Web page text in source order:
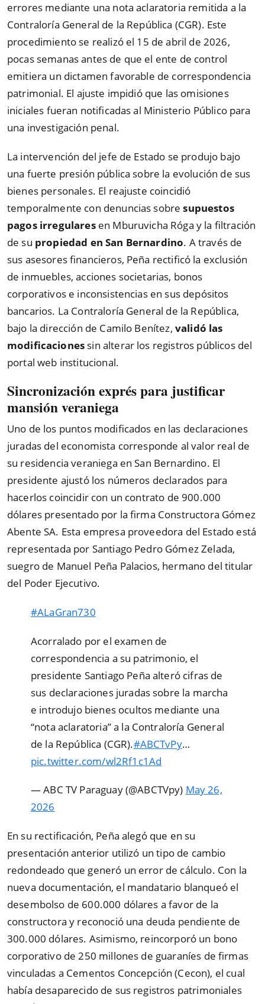
errores mediante una nota aclaratoria remitida a la
Contraloría General de la República (CGR). Este
procedimiento se realizó el 15 de abril de 2026,
pocas semanas antes de que el ente de control
emitiera un dictamen favorable de correspondencia
patrimonial. El ajuste impidió que las omisiones
iniciales fueran notificadas al Ministerio Público para
una investigación penal.
La intervención del jefe de Estado se produjo bajo
una fuerte presión pública sobre la evolución de sus
bienes personales. El reajuste coincidió
temporalmente con denuncias sobresupuestos
pagos irregularesen Mburuvicha Róga y la filtración
de su propiedad en San Bernardino. A través de
sus asesores financieros, Peña rectificó la exclusión
de inmuebles, acciones societarias, bonos
corporativos e inconsistencias en sus depósitos
bancarios. La Contraloría General de la República,
bajo la dirección de Camilo Benítez, validó las
modificaciones sin alterar los registros públicos del
portal web institucional.
Sincronización exprés para justificar
mansión veraniega
Uno de los puntos modificados en las declaraciones
juradas del economista corresponde al valor real de
su residencia veraniega en San Bernardino. El
presidente ajustó los números declarados para
hacerlos coincidir con un contrato de 900.000
dólares presentado por la firma Constructora Gómez
Abente SA. Esta empresa proveedora del Estado está
representada por Santiago Pedro Gómez Zelada,
suegro de Manuel Peña Palacios, hermano del titular
del Poder Ejecutivo.
#ALaGran730
Acorralado por el examen de
correspondencia a su patrimonio, el
presidente Santiago Peña alteró cifras de
sus declaraciones juradas sobre la marcha
e introdujo bienes ocultos mediante una
“nota aclaratoria” a la Contraloría General
de la República (CGR).#ABCTvPy…
pic.twitter.com/wl2Rf1c1Ad
— ABC TV Paraguay (@ABCTVpy) May 26,
2026
En su rectificación, Peña alegó que en su
presentación anterior utilizó un tipo de cambio
redondeado que generó un error de cálculo. Con la
nueva documentación, el mandatario blanqueó el
desembolso de 600.000 dólares a favor de la
constructora y reconoció una deuda pendiente de
300.000 dólares. Asimismo, reincorporó un bono
corporativo de 250 millones de guaraníes de firmas
vinculadas a Cementos Concepción (Cecon), el cual
había desaparecido de sus registros patrimoniales